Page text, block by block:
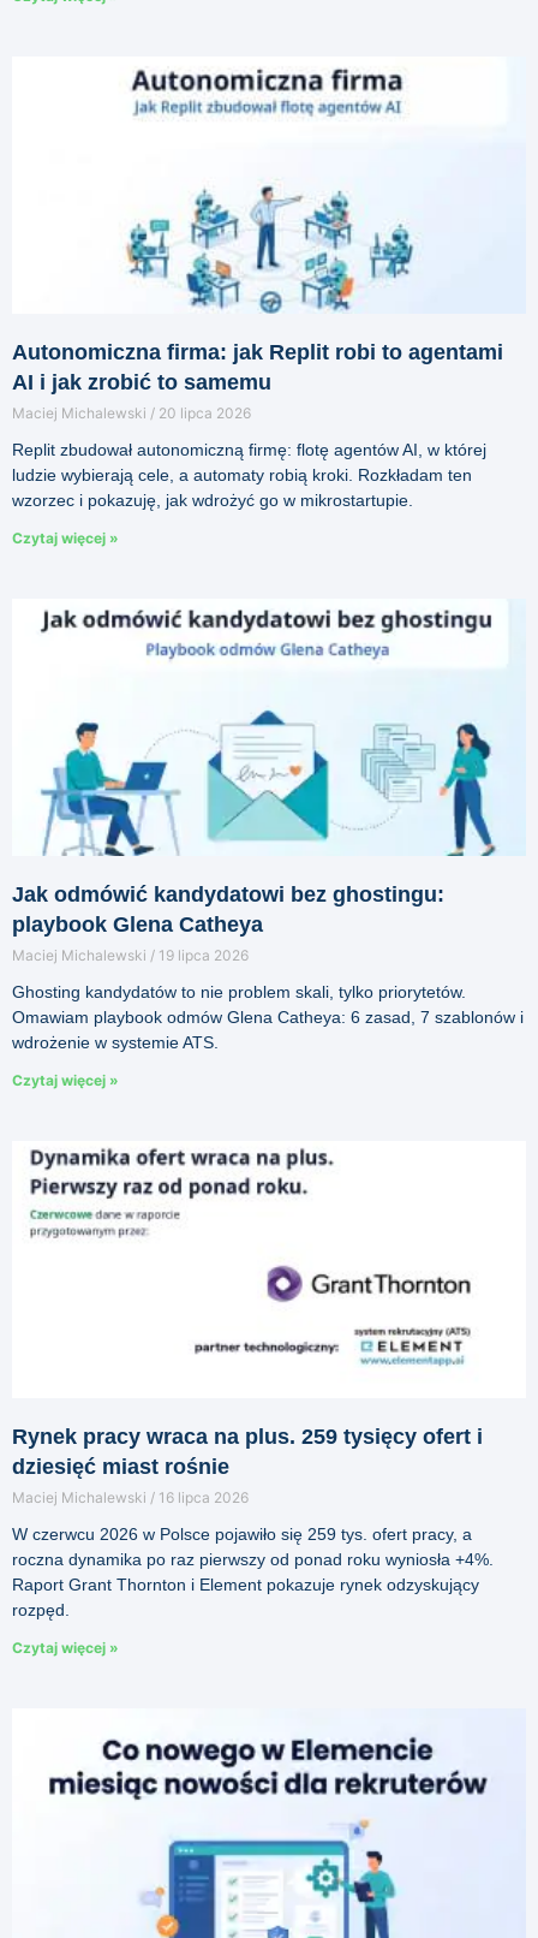
Autonomiczna firma: jak Replit robi to agentami
AI i jak zrobić to samemu
Maciej Michalewski 20 lipca 2026
Replit zbudował autonomiczną firmę: flotę agentów AI, w której
ludzie wybierają cele, a automaty robią kroki. Rozkładam ten
wzorzec i pokazuję, jak wdrożyć go w mikrostartupie.
Czytaj więcej »
Jak odmówić kandydatowi bez ghostingu:
playbook Glena Catheya
Maciej Michalewski 19 lipca 2026
Ghosting kandydatów to nie problem skali, tylko priorytetów.
Omawiam playbook odmów Glena Catheya: 6 zasad, 7 szablonów i
wdrożenie w systemie ATS.
Czytaj więcej »
Rynek pracy wraca na plus. 259 tysięcy ofert i
dziesięć miast rośnie
Maciej Michalewski 16 lipca 2026
W czerwcu 2026 w Polsce pojawiło się 259 tys. ofert pracy, a
roczna dynamika po raz pierwszy od ponad roku wyniosła +4%.
Raport Grant Thornton i Element pokazuje rynek odzyskujący
rozpęd.
Czytaj więcej »